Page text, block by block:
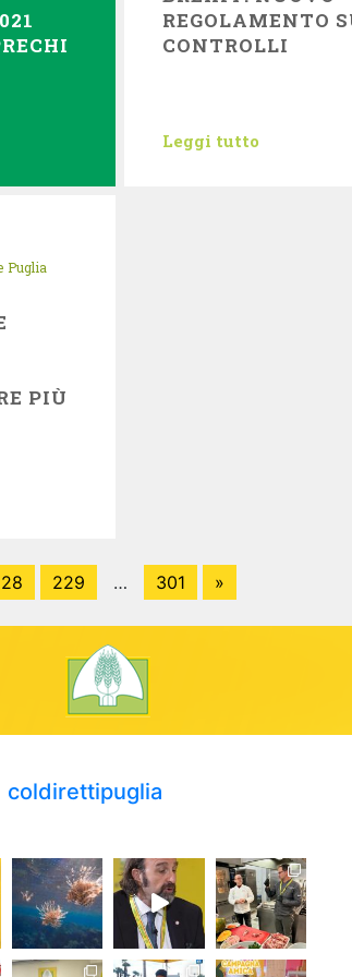
REGOLAMENTO
CONTROLLI
Leggi tutto
Puglia
PIÙ
229 … 301 »
coldirettipuglia